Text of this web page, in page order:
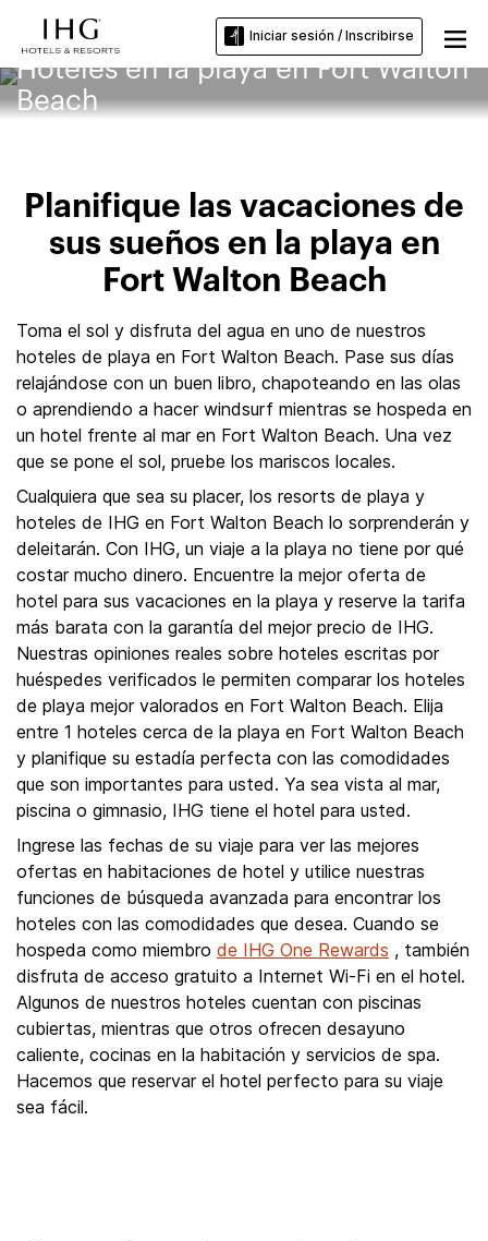
Iniciar sesión / Inscribirse
Hoteles en la playa en Fort Walton
Beach
Planifique las vacaciones de
sus sueños en la playa en
Fort Walton Beach
Toma el sol y disfruta del agua en uno de nuestros
hoteles de playa en Fort Walton Beach. Pase sus días
relajándose con un buen libro, chapoteando en las olas
o aprendiendo a hacer windsurf mientras se hospeda en
un hotel frente al mar en Fort Walton Beach. Una vez
que se pone el sol, pruebe los mariscos locales.
Cualquiera que sea su placer, los resorts de playa y
hoteles de IHG en Fort Walton Beach lo sorprenderán y
deleitarán. Con IHG, un viaje a la playa no tiene por qué
costar mucho dinero. Encuentre la mejor oferta de
hotel para sus vacaciones en la playa y reserve la tarifa
más barata con la garantía del mejor precio de IHG.
Nuestras opiniones reales sobre hoteles escritas por
huéspedes verificados le permiten comparar los hoteles
de playa mejor valorados en Fort Walton Beach. Elija
entre 1 hoteles cerca de la playa en Fort Walton Beach
y planifique su estadía perfecta con las comodidades
que son importantes para usted. Ya sea vista al mar,
piscina o gimnasio, IHG tiene el hotel para usted.
Ingrese las fechas de su viaje para ver las mejores
ofertas en habitaciones de hotel y utilice nuestras
funciones de búsqueda avanzada para encontrar los
hoteles con las comodidades que desea. Cuando se
hospeda como miembro de IHG One Rewards , también
disfruta de acceso gratuito a Internet Wi-Fi en el hotel.
Algunos de nuestros hoteles cuentan con piscinas
cubiertas, mientras que otros ofrecen desayuno
caliente, cocinas en la habitación y servicios de spa.
Hacemos que reservar el hotel perfecto para su viaje
sea fácil.